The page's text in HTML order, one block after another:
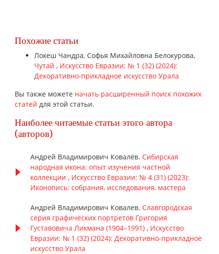
Похожие статьи
Локеш Чандра, Софья Михайловна Белокурова,
Чутай , Искусство Евразии: № 1 (32) (2024):
Декоративно-прикладное искусство Урала
Вы также можете начать расширенный поиск похожих
статей для этой статьи.
Наиболее читаемые статьи этого автора
(авторов)
Андрей Владимирович Ковалёв. Сибирская
народная икона: опыт изучения частной
коллекции , Искусство Евразии: № 4 (31) (2023):
Иконопись: собрания, исследования, мастера
Андрей Владимирович Ковалев. Славгородская
серия графических портретов Григория
Густавовича Ликмана (1904–1991) , Искусство
Евразии: № 1 (32) (2024): Декоративно-прикладное
искусство Урала